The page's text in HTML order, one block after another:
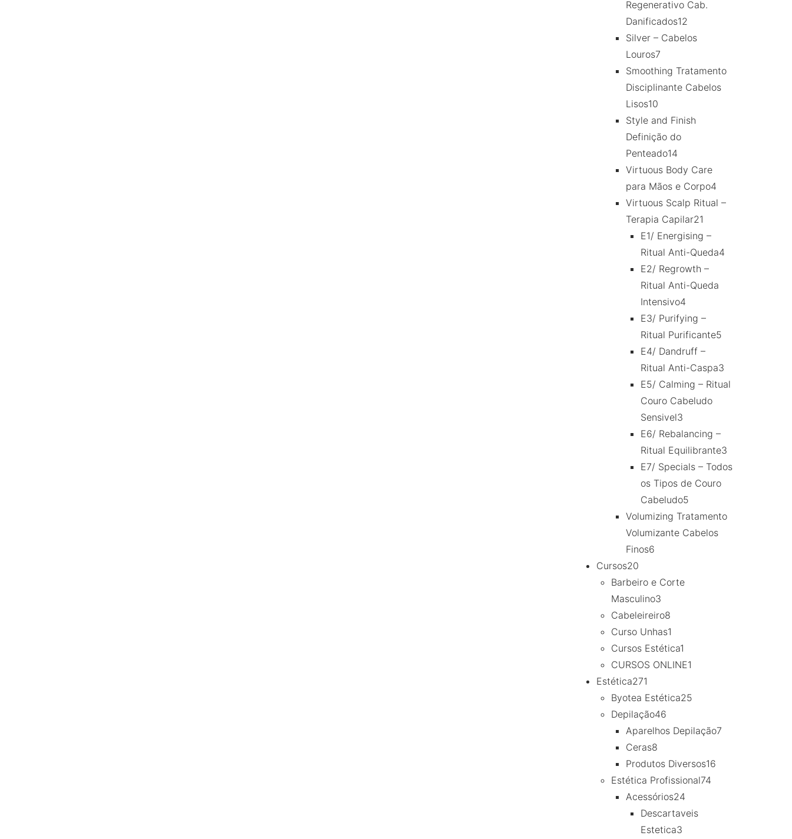
Regenerativo Cab.
Danificados12
Silver – Cabelos
Louros7
Smoothing Tratamento
Disciplinante Cabelos
Lisos10
Style and Finish
Definição do
Penteado14
Virtuous Body Care
para Mãos e Corpo4
Virtuous Scalp Ritual –
Terapia Capilar21
E1/ Energising –
Ritual Anti-Queda4
E2/ Regrowth –
Ritual Anti-Queda
Intensivo4
E3/ Purifying –
Ritual Purificante5
E4/ Dandruff –
Ritual Anti-Caspa3
E5/ Calming – Ritual
Couro Cabeludo
Sensivel3
E6/ Rebalancing –
Ritual Equilibrante3
E7/ Specials – Todos
os Tipos de Couro
Cabeludo5
Volumizing Tratamento
Volumizante Cabelos
Finos6
Cursos20
Barbeiro e Corte
Masculino3
Cabeleireiro8
Curso Unhas1
Cursos Estética1
CURSOS ONLINE1
Estética271
Byotea Estética25
Depilação46
Aparelhos Depilação7
Ceras8
Produtos Diversos16
Estética Profissional74
Acessórios24
Descartaveis
Estetica3